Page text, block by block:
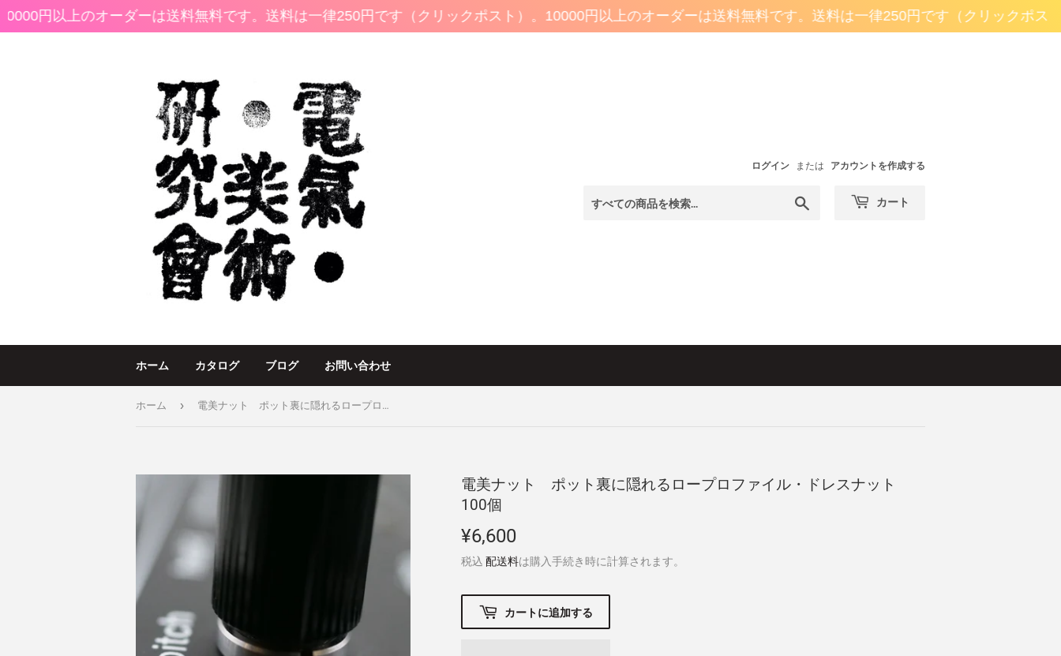
円以上のオーダーは送料無料です。送料は一律250円です（クリックポスト）。10000円以上のオーダーは送料無料です。送料は一律250円です（クリックポスト
ログイン または アカウントを作成する
カート
ホーム カタログ ブログ お問い合わせ
ホーム › 電美ナット ポット裏に隠れるロープロファイル・ドレスナット 100個
電美ナット ポット裏に隠れるロープロファイル・ドレスナット
100個
¥6,600
税込 配送料は購入手続き時に計算されます。
カートに追加する